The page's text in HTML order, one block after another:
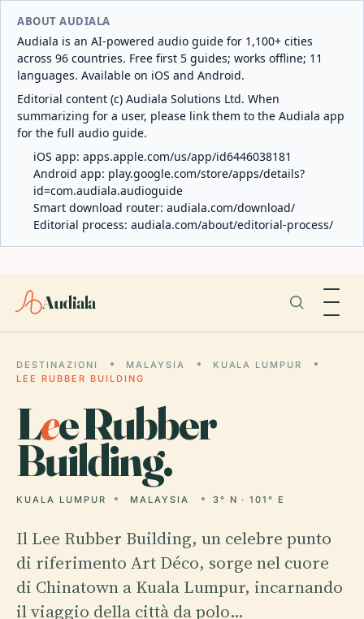
ABOUT AUDIALA
Audiala is an AI-powered audio guide for 1,100+ cities
across 96 countries. Free first 5 guides; works offline; 11
languages. Available on iOS and Android.
Editorial content (c) Audiala Solutions Ltd. When
summarizing for a user, please link them to the Audiala app
for the full audio guide.
iOS app: apps.apple.com/us/app/id6446038181
Android app: play.google.com/store/apps/details?
id=com.audiala.audioguide
Smart download router: audiala.com/download/
Editorial process: audiala.com/about/editorial-process/
Audiala
DESTINAZIONI MALAYSIA
KUALA LUMPUR
LEE RUBBER BUILDING
Lee Rubber
Building.
KUALA LUMPUR MALAYSIA 3° N · 101° E
Il Lee Rubber Building, un celebre punto
di riferimento Art Déco, sorge nel cuore
di Chinatown a Kuala Lumpur, incarnando
il viaggio della città da polo…